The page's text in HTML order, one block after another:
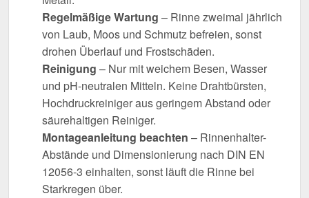
Regelmäßige Wartung – Rinne zweimal jährlich
von Laub, Moos und Schmutz befreien, sonst
drohen Überlauf und Frostschäden.
Reinigung – Nur mit weichem Besen, Wasser
und pH-neutralen Mitteln. Keine Drahtbürsten,
Hochdruckreiniger aus geringem Abstand oder
säurehaltigen Reiniger.
Montageanleitung beachten – Rinnenhalter-
Abstände und Dimensionierung nach DIN EN
12056-3 einhalten, sonst läuft die Rinne bei
Starkregen über.